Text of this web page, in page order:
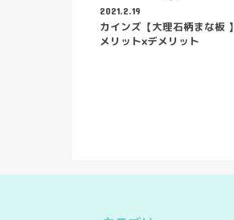
2021.2.19
カインズ【大理石柄まな板 】
メリット×デメリット